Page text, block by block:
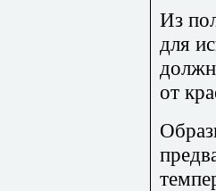
Из
для
от